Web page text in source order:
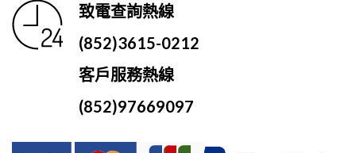
致電查詢熱線
(852)3615-0212
客戶服務熱線
(852)97669097